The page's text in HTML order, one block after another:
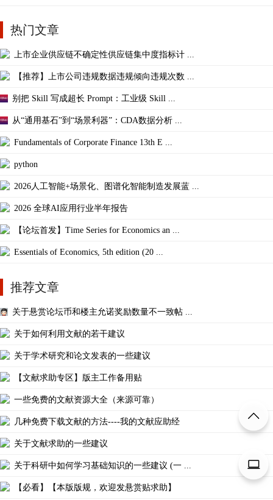
热门文章
上市企业供应链不确定性供应链集中度指标计 ...
【推荐】上市公司违规数据违规倾向违规次数 ...
别把 Skill 写成超长 Prompt：工业级 Skill ...
从“通用基石”到“场景利器”：CDA数据分析 ...
Fundamentals of Corporate Finance 13th E ...
python
2026人工智能+场景化、图谱化智能制造发展蓝 ...
2026 全球AI应用行业半年报告
【论坛首发】Time Series for Economics an ...
Essentials of Economics, 5th edition (20 ...
推荐文章
关于悬赏论坛币和楼主允诺奖励数量不一致帖 ...
关于如何利用文献的若干建议
关于学术研究和论文发表的一些建议
【文献求助专区】版主工作备用贴
一些免费的文献资源大全（来源可靠）
几种免费下载文献的方法----我的文献应助经
关于文献求助的一些建议
关于科研中如何学习基础知识的一些建议 (一 ...
【必看】【本版版规，欢迎发悬赏贴求助】